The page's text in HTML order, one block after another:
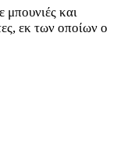
μπουνιές και
εκ των οποίων ο